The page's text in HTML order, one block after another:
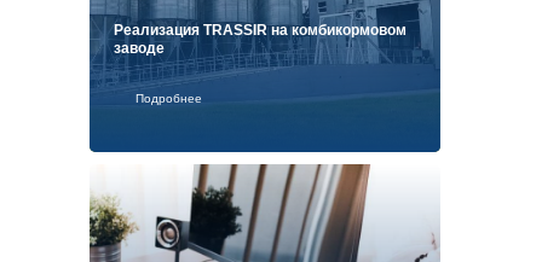
Реализация TRASSIR на комбикормовом
заводе
Подробнее